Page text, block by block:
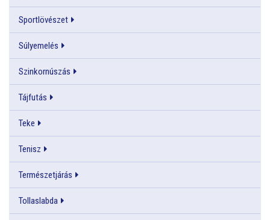
Sportlövészet
Súlyemelés
Szinkornúszás
Tájfutás
Teke
Tenisz
Természetjárás
Tollaslabda